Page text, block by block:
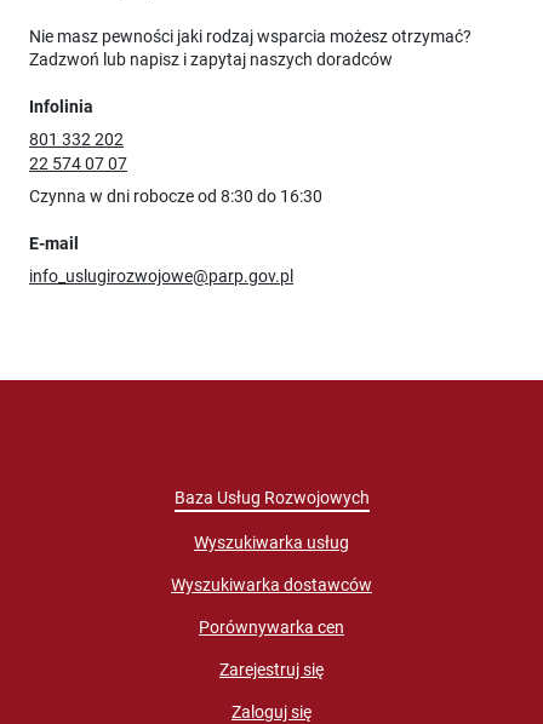
Nie masz pewności jaki rodzaj wsparcia możesz otrzymać?
Zadzwoń lub napisz i zapytaj naszych doradców
Infolinia
801 332 202
22 574 07 07
Czynna w dni robocze od 8:30 do 16:30
E-mail
info_uslugirozwojowe@parp.gov.pl
Baza Usług Rozwojowych
Wyszukiwarka usług
Wyszukiwarka dostawców
Porównywarka cen
Zarejestruj się
Zaloguj się